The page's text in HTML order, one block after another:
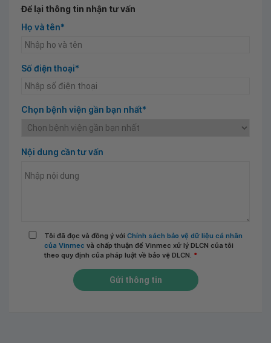
Để lại thông tin nhận tư vấn
Họ và tên*
Số điện thoại*
Chọn bệnh viện gần bạn nhất*
Nội dung cần tư vấn
Tôi đã đọc và đồng ý với Chính sách bảo vệ dữ liệu cá nhân
của Vinmec và chấp thuận để Vinmec xử lý DLCN của tôi
theo quy định của pháp luật về bảo vệ DLCN. *
Gửi thông tin